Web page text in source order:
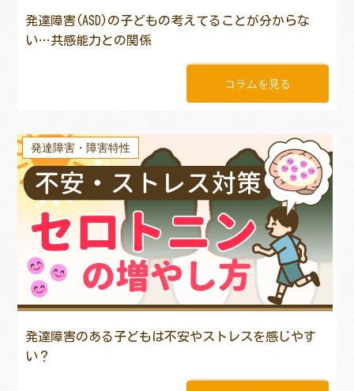
発達障害(ASD)の子どもの考えてることが分からな
い…共感能力との関係
コラムを見る
発達障害・障害特性
発達障害のある子どもは不安やストレスを感じやす
い？